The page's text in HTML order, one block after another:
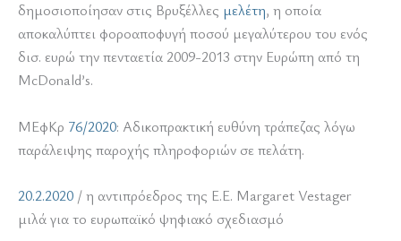
δημοσιοποίησαν στις Βρυξέλλες μελέτη, η οποία
αποκαλύπτει φοροαποφυγή ποσού μεγαλύτερου του ενός
δισ. ευρώ την πενταετία 2009-2013 στην Ευρώπη από τη
McDonald’s.
ΜΕφΚρ 76/2020: Αδικοπρακτική ευθύνη τράπεζας λόγω
παράλειψης παροχής πληροφοριών σε πελάτη.
20.2.2020 / η αντιπρόεδρος της Ε.Ε. Margaret Vestager
μιλά για το ευρωπαϊκό ψηφιακό σχεδιασμό